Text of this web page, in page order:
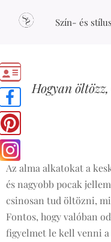
Szín- és
Hogyan
Az alma alkatokat a
és nagyobb pocak
csinosan tud öltözni,
Fontos, hogy valóban
figyelmet le kell venni